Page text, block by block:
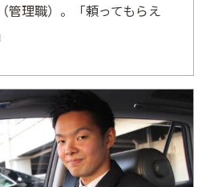
管理職）。「頼ってもらえ